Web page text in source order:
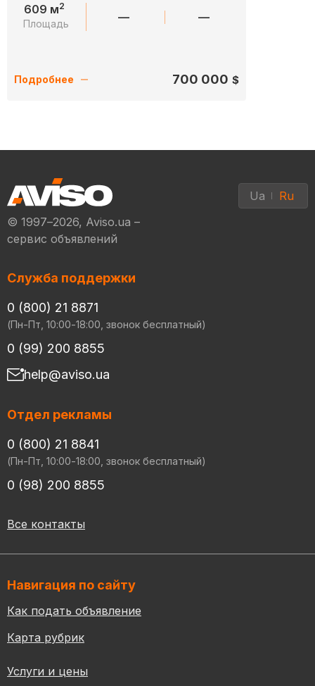
609 м2
Площадь — —
Подробнее 700 000 $
© 1997–2026, Aviso.ua –
сервис объявлений
Ua Ru
Служба поддержки
0 (800) 21 8871
(Пн-Пт, 10:00-18:00, звонок бесплатный)
0 (99) 200 8855
help@aviso.ua
Отдел рекламы
0 (800) 21 8841
(Пн-Пт, 10:00-18:00, звонок бесплатный)
0 (98) 200 8855
Все контакты
Навигация по сайту
Как подать объявление
Карта рубрик
Услуги и цены